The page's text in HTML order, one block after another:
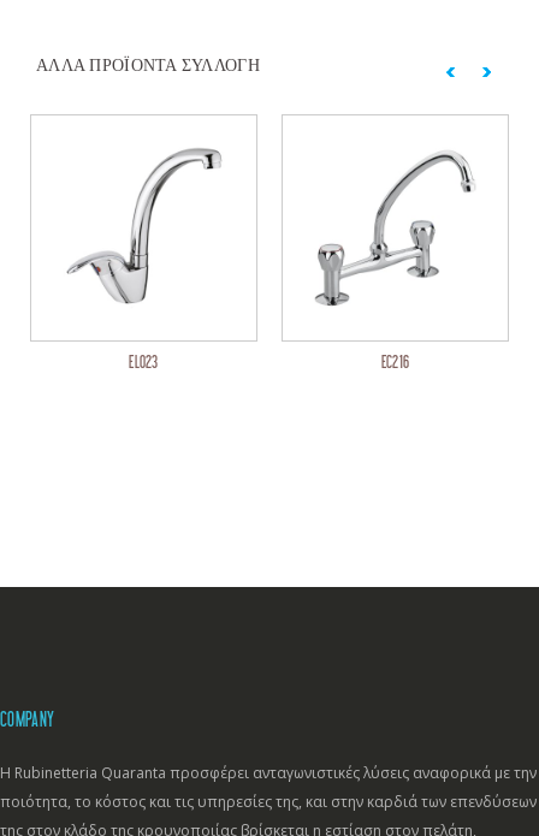
ΆΛΛΑ ΠΡΟΪΌΝΤΑ ΣΥΛΛΟΓΉ
EL023 EC216
COMPANY
Η Rubinetteria Quaranta προσφέρει ανταγωνιστικές λύσεις αναφορικά με την
ποιότητα, το κόστος και τις υπηρεσίες της, και στην καρδιά των επενδύσεων
της στον κλάδο της κρουνοποιίας βρίσκεται η εστίαση στον πελάτη,